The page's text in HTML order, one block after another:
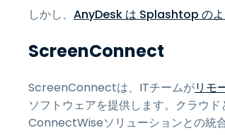
しかし、 AnyDesk は Splashtop のよ
ScreenConnect
ScreenConnectは、ITチームがリモ
ソフトウェアを提供します。クラウ
ConnectWiseソリューションとの統